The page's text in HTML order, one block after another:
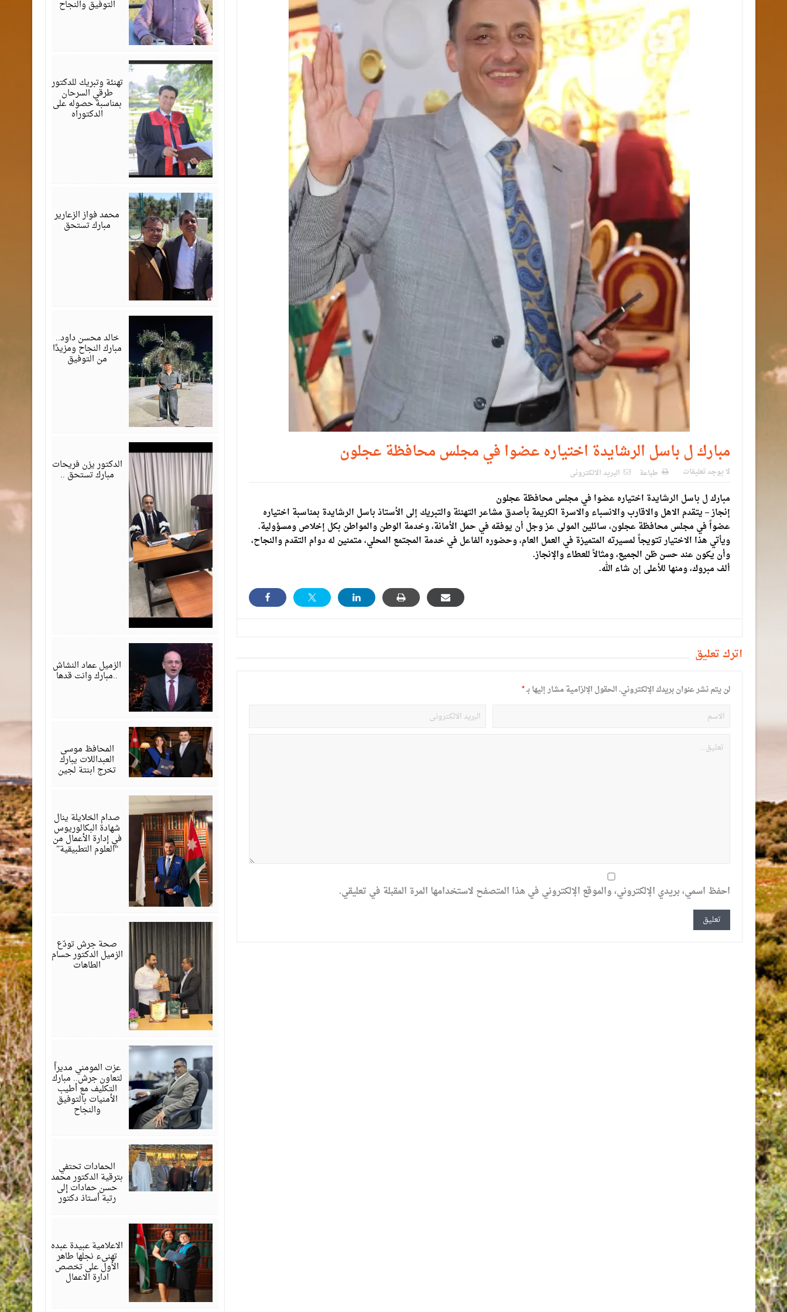
مبارك ل باسل الرشايدة اختياره عضوا في مجلس محافظة عجلون
لا يوجد تعليقات طباعة البريد الالكترونى
مبارك ل باسل الرشايدة اختياره عضوا في مجلس محافظة عجلون
إنجاز – يتقدم الاهل والاقارب والانسباء والاسرة الكريمة بأصدق مشاعر التهنئة والتبريك إلى الأستاذ باسل الرشايدة بمناسبة اختياره
عضواً في مجلس محافظة عجلون، سائلين المولى عز وجل أن يوفقه في حمل الأمانة، وخدمة الوطن والمواطن بكل إخلاص ومسؤولية.
ويأتي هذا الاختيار تتويجاً لمسيرته المتميزة في العمل العام، وحضوره الفاعل في خدمة المجتمع المحلي، متمنين له دوام التقدم والنجاح،
وأن يكون عند حسن ظن الجميع، ومثالاً للعطاء والإنجاز.
ألف مبروك، ومنها للأعلى إن شاء الله.
أترك تعليق
لن يتم نشر عنوان بريدك الإلكتروني.الحقول الإلزامية مشار إليها بـ*
احفظ اسمي، بريدي الإلكتروني، والموقع الإلكتروني في هذا المتصفح لاستخدامها المرة المقبلة في تعليقي.
التوفيق والنجاح
تهنئة وتبريك للدكتور
طرقي السرحان
بمناسبة حصوله على
الدكتوراه
محمد فواز الزعارير
مبارك تستحق
خالد محسن داود..
مبارك النجاح ومزيدًا
من التوفيق
الدكتور يزن فريحات
مبارك تستحق ..
الزميل عماد النشاش
..مبارك وانت قدها
المحافظ موسى
العبداللات يبارك
تخرج ابنتة لجين
صدام الخلايلة ينال
شهادة البكالوريوس
في إدارة الأعمال من
“العلوم التطبيقية”
يوليو
2026
صحة جرش تودّع
الزميل الدكتور حسام
الطاهات
يوليو
2026
عزت المومني مديراً
لتعاون جرش.. مبارك
التكليف مع أطيب
الأمنيات بالتوفيق
والنجاح
يوليو
2026
الحمادات تحتفي
بترقية الدكتور محمد
حسن حمادات إلى
رتبة أستاذ دكتور
يوليو
2026
الاعلامية عبيدة عبده
تهنىء نجلها طاهر
الأول على تخصص
ادارة الاعمال
يوليو
2026